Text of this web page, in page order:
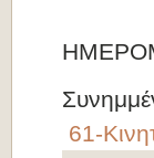
61-